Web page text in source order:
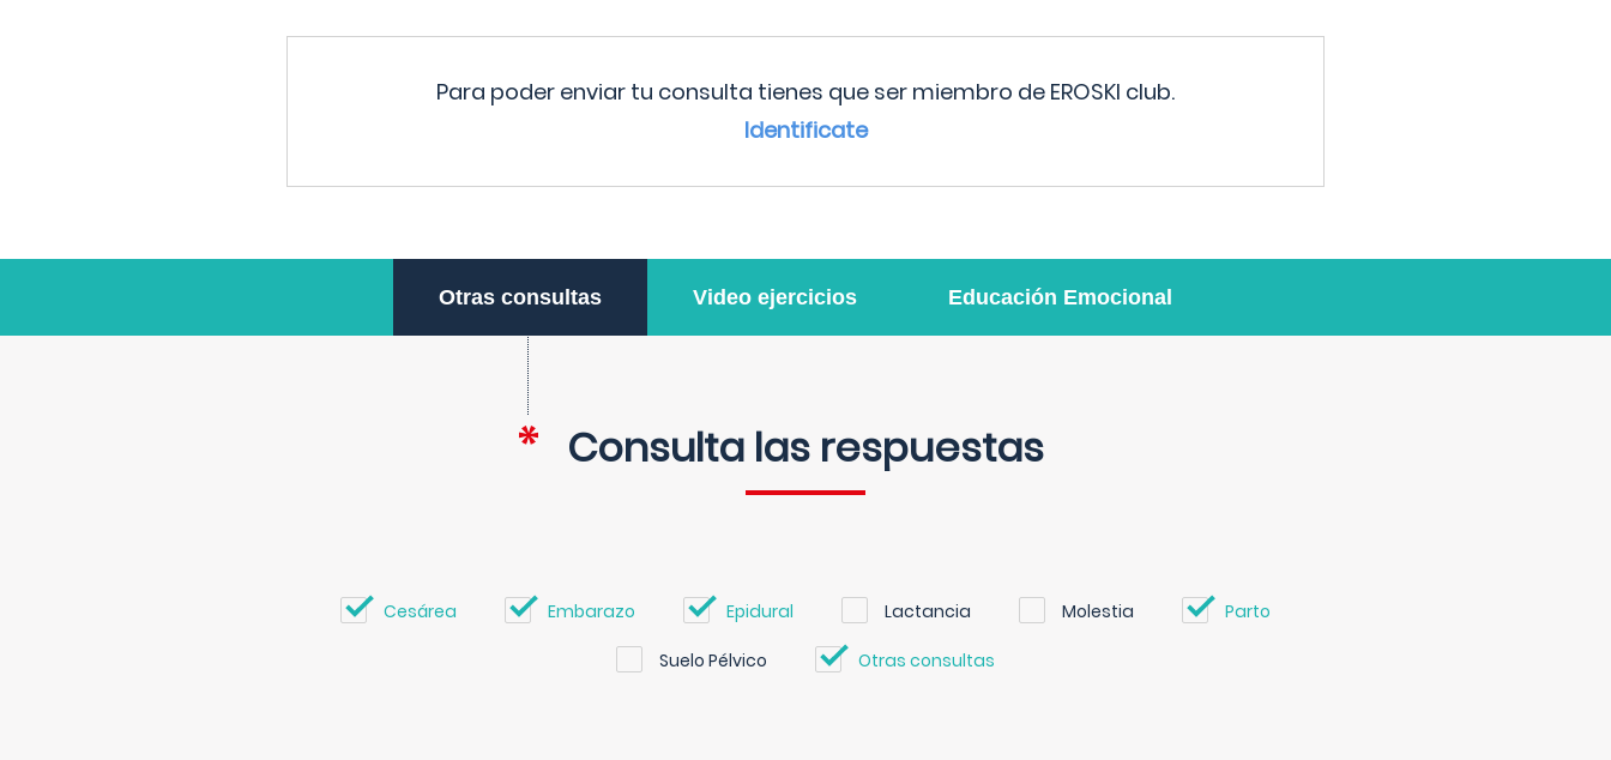
Para poder enviar tu consulta tienes que ser miembro de EROSKI club.
Identificate
Otras consultas Video ejercicios Educación Emocional
Consulta las respuestas
Cesárea Embarazo Epidural Lactancia Molestia Parto
Suelo Pélvico Otras consultas